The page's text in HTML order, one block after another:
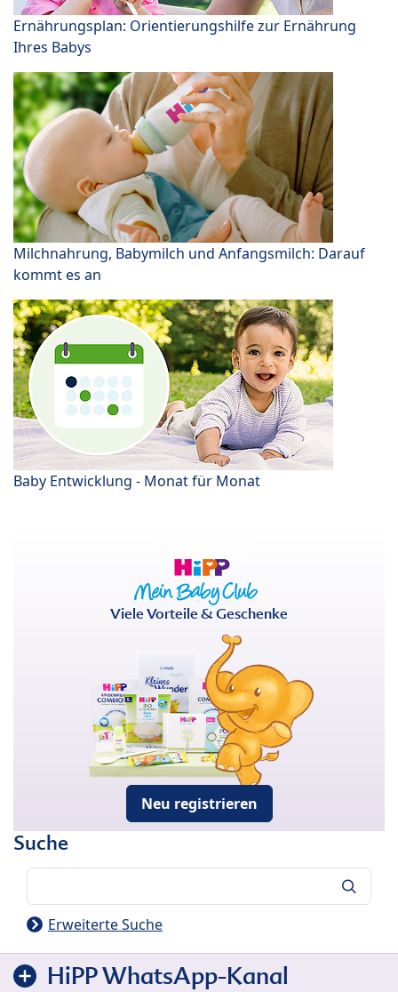
Ernährungsplan: Orientierungshilfe zur Ernährung
Ihres Babys
Milchnahrung, Babymilch und Anfangsmilch: Darauf
kommt es an
Baby Entwicklung - Monat für Monat
Viele Vorteile & Geschenke
Neu registrieren
Suche
Erweiterte Suche
HiPP WhatsApp-Kanal